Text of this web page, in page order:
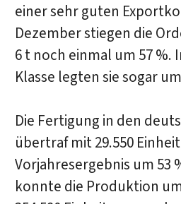
einer sehr guten
Dezember stiegen die
6 t noch einmal um 57 %.
Klasse legten sie sogar
Die Fertigung in den
übertraf mit 29.550
Vorjahresergebnis um 53
konnte die Produktion